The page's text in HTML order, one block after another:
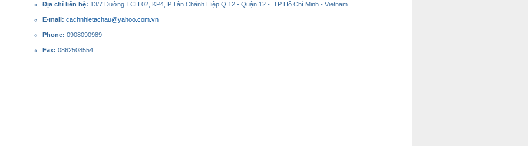
Địa chỉ liên hệ: 13/7 Đường TCH 02, KP4, P.Tân Chánh Hiệp Q.12 - Quận 12 - TP Hồ Chí Minh - Vietnam
E-mail: cachnhietachau@yahoo.com.vn
Phone: 0908090989
Fax: 0862508554